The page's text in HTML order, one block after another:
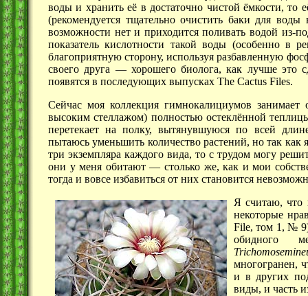
воды и хранить её в достаточно чистой ёмкости, то
(рекомендуется тщательно очистить баки для
возможности нет и приходится поливать водой из-
показатель кислотности такой воды (особенно в
благоприятную сторону, используя разбавленную
своегодруга —хорошего биолога, как лучше это
появятся в последующих выпусках The Cactus Files.
Сейчас моя коллекция гимнокалициумов
высоким стеллажом) полностью остеклённой
перетекает на полку, вытянувшуюся по всей
пытаюсь уменьшить количество растений, но так
три экземпляра каждого вида, то с трудом могу
они у меня обитают — столько же, как и мои
тогда и вовсе избавиться от них становится
Я считаю, что
некоторые
File,том 1, № 9)
обидного
многогранен,
и в других
виды, и часть